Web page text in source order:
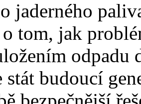
jaderného
tom, jak
odpadu
budoucí